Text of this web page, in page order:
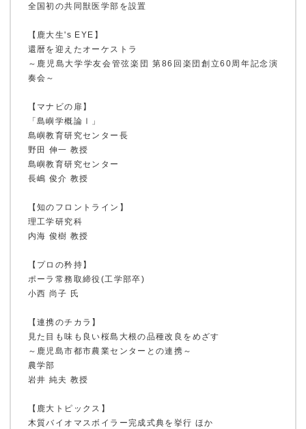
鹿大ジャーナル
鹿大だより
全国初の共同獣医学部を設置
【鹿大生's EYE】
還暦を迎えたオーケストラ
～鹿児島大学学友会管弦楽団 第86回楽団創立60周年記念演
奏会～
【マナビの扉】
「島嶼学概論Ⅰ」
島嶼教育研究センター長
野田 伸一 教授
島嶼教育研究センター
長嶋 俊介 教授
【知のフロントライン】
理工学研究科
内海 俊樹 教授
【プロの矜持】
ポーラ常務取締役(工学部卒)
小西 尚子 氏
【連携のチカラ】
見た目も味も良い桜島大根の品種改良をめざす
～鹿児島市都市農業センターとの連携～
農学部
岩井 純夫 教授
【鹿大トピックス】
木質バイオマスボイラー完成式典を挙行 ほか